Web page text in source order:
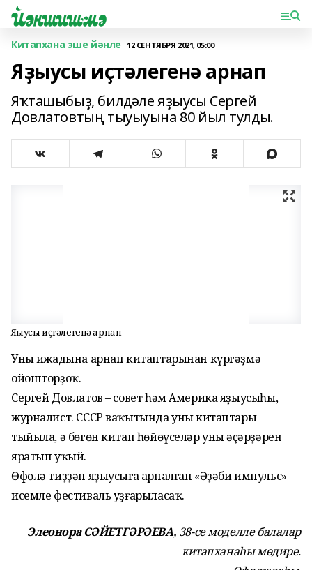
Китапхана эше йәнле 12 СЕНТЯБРЯ 2021, 05:00
Яҙыусы иҫтәлегенә арнап
Яҡташыбыҙ, билдәле яҙыусы Сергей
Довлатовтың тыуыуына 80 йыл тулды.
Яҙыусы иҫтәлегенә арнап
Уның ижадына арнап китаптарынан күргәҙмә
ойошторҙоҡ.
Сергей Довлатов – совет һәм Америка яҙыусыһы,
журналист. СССР ваҡытында уның китаптары
тыйыла, ә бөгөн китап һөйөүселәр уның әҫәр­ҙәрен
яратып уҡый.
Өфөлә тиҙҙән яҙыусыға арналған «Әҙәби импульс»
исемле фестиваль уҙғарыласаҡ.
Элеонора СӘЙЕТГӘРӘЕВА, 38-се моделле балалар
китапханаһы мөдире.